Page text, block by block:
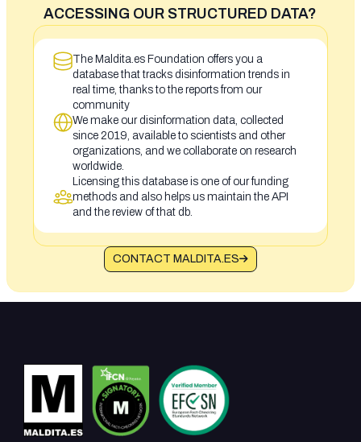
ACCESSING OUR STRUCTURED DATA?
The Maldita.es Foundation offers you a
database that tracks disinformation trends in
real time, thanks to the reports from our
community
We make our disinformation data, collected
since 2019, available to scientists and other
organizations, and we collaborate on research
worldwide.
Licensing this database is one of our funding
methods and also helps us maintain the API
and the review of that db.
CONTACT MALDITA.ES